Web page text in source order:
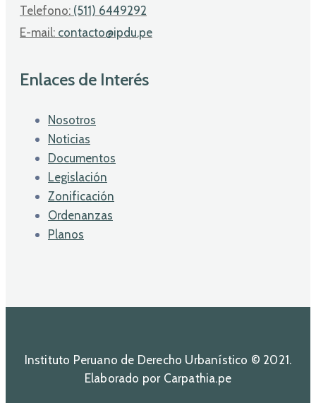
Telefono: (511) 6449292
E-mail: contacto@ipdu.pe
Enlaces de Interés
Nosotros
Noticias
Documentos
Legislación
Zonificación
Ordenanzas
Planos
Instituto Peruano de Derecho Urbanístico © 2021.
Elaborado por Carpathia.pe